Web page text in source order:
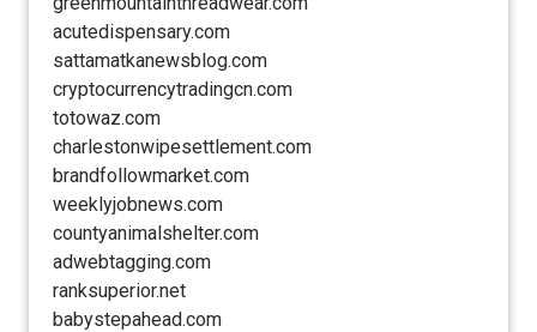
acutedispensary.com
sattamatkanewsblog.com
cryptocurrencytradingcn.com
totowaz.com
charlestonwipesettlement.com
brandfollowmarket.com
weeklyjobnews.com
countyanimalshelter.com
adwebtagging.com
ranksuperior.net
babystepahead.com